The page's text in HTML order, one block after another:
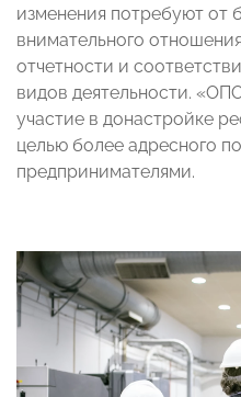
изменения потребуют от
внимательного
отчетности и
видов деятельности.
участие в донастройке
целью более адресного
предпринимателями.